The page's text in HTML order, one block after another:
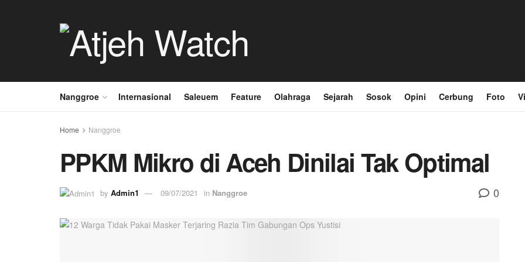
Nanggroe Internasional Saleuem Feature Olahraga Sejarah Sosok Opini Cerbung Foto
Home Nanggroe
PPKM Mikro di Aceh Dinilai Tak Optimal
by Admin1 09/07/2021 in Nanggroe 0